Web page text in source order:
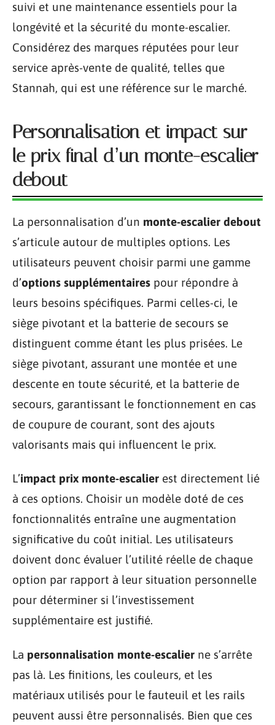
suivi et une maintenance essentiels pour la
longévité et la sécurité du monte-escalier.
Considérez des marques réputées pour leur
service après-vente de qualité, telles que
Stannah, qui est une référence sur le marché.
Personnalisation et impact sur
le prix final d’un monte-escalier
debout
La personnalisation d’un monte-escalier debout
s’articule autour de multiples options. Les
utilisateurs peuvent choisir parmi une gamme
d’options supplémentaires pour répondre à
leurs besoins spécifiques. Parmi celles-ci, le
siège pivotant et la batterie de secours se
distinguent comme étant les plus prisées. Le
siège pivotant, assurant une montée et une
descente en toute sécurité, et la batterie de
secours, garantissant le fonctionnement en cas
de coupure de courant, sont des ajouts
valorisants mais qui influencent le prix.
L’impact prix monte-escalier est directement lié
à ces options. Choisir un modèle doté de ces
fonctionnalités entraîne une augmentation
significative du coût initial. Les utilisateurs
doivent donc évaluer l’utilité réelle de chaque
option par rapport à leur situation personnelle
pour déterminer si l’investissement
supplémentaire est justifié.
La personnalisation monte-escalier ne s’arrête
pas là. Les finitions, les couleurs, et les
matériaux utilisés pour le fauteuil et les rails
peuvent aussi être personnalisés. Bien que ces